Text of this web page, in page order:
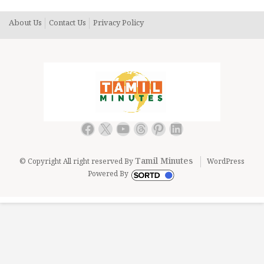
About Us Contact Us Privacy Policy
Facebook
X YouTube
Threads
Pinterest
LinkedIn
© Copyright All right reserved ByTamil Minutes
WordPress
Powered By